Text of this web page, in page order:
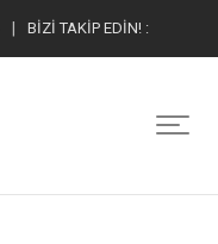
BIZI TAKIP EDIN! :